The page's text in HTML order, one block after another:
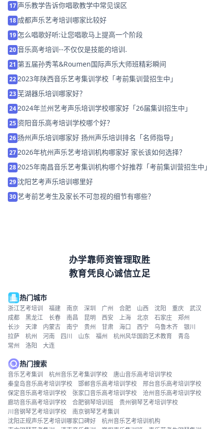
17 声乐教学告诉你唱歌教学中常见误区
18 成都声乐艺考培训哪家比较好
19 怎么唱歌好听:让您唱歌马上提高一个阶段
20音乐高考培训--不仅仅是技能的培训.
21 第五届孙秀苇&Roumen国际声乐大师班精彩瞬间
222023年陕西音乐艺考集训学校「考前集训营招生中」
23芜湖器乐培训哪家好？
242024年兰州艺考声乐培训学校哪家好「26届集训招生中」
25资阳音乐高考培训学校哪个好？
26扬州声乐培训哪家好 扬州声乐培训排名「名师指导」
272026年杭州声乐艺考培训机构哪家好 家长该如何选择？
282025年南昌音乐艺考集训机构哪个好推荐「考前集训营招生中」
29沈阳艺考声乐培训哪里好
30艺考前艺考生及家长不可忽视的细节有哪些？
办学靠师资管理取胜
教育凭良心诚信立足
热门城市
浙江艺考培训 福建 南京 深圳 广州 合肥 山西 沈阳 重庆
武汉
成都
黑龙江 长春 南昌 昆明 西安 上海 北京 石家庄
郑州
长沙
天津 内蒙古 南宁 贵州 甘肃 海口 西宁 乌鲁木齐
银川
拉萨
杭州 河南 四川 山东 福州 杭州风华国韵艺术教育
青岛
常州
洛阳 大连
热门搜索
音乐艺考集训 杭州音乐艺考集训学校
唐山音乐高考培训学校
秦皇岛音乐高考培训学校
邯郸音乐高考培训学校
邢台音乐高考培训学校
保定音乐高考培训学校
张家口音乐高考培训学校
沧州音乐高考培训学校
廊坊音乐高考培训学校
合肥钢琴培训班
贵州钢琴艺考培训学校
川音钢琴艺考培训学校
南京钢琴艺考集训
沈阳正规声乐艺考培训哪家口碑好
杭州音乐艺考培训机构